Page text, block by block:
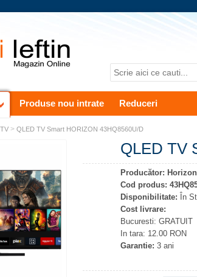
Produse nou intrate Reduceri
> QLED TV Smart HORIZON 43HQ8560U/D
QLED TV
Producător: Horizon
Cod produs:
Disponibilitate: În
Cost livrare:
Bucuresti: GRATUIT
In tara: 12.00 RON
Garantie: 3 ani